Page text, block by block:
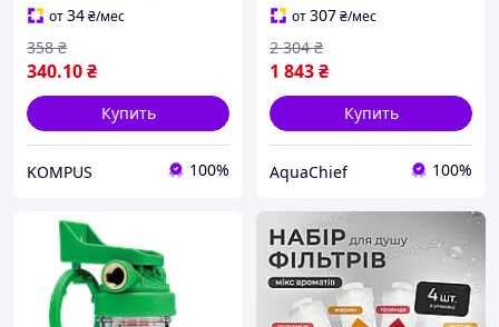
от34₴/мес
340.10₴
358 ₴
Купить
KOMPUS 100%
от307₴/мес
1 843₴
2 304 ₴
Купить
AquaChief 100%